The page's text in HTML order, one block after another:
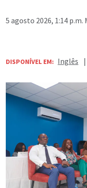
5 agosto 2026, 1:14 p.m.
DISPONÍVEL EM: Inglês |